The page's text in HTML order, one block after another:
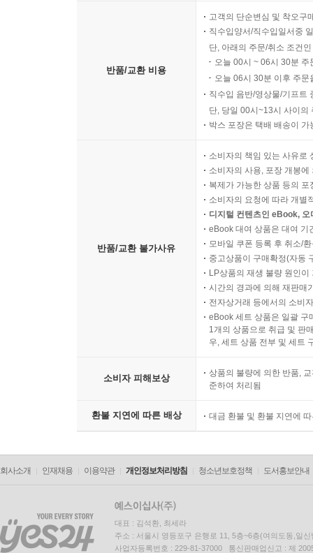
반품/교환 비용
고객의 단순변심 및 착오구
직수입양서/직수입일서중
단, 아래의 주문/취소 조건
오늘 00시 ~ 06시 30분
오늘 06시 30분 이후 주
직수입 음반/영상물/기프트
단, 당일 00시~13시 사이의
박스 포장은 택배 배송이
반품/교환 불가사유
소비자의 책임 있는 사유로
소비자의 사용, 포장 개봉
복제가 가능한 상품 등의
소비자의 요청에 따라 개별
디지털 컨텐츠인 eBook,
eBook 대여 상품은 대여 기
모바일 쿠폰 등록 후 취소/
중고상품이 구매확정(자동
LP상품의 재생 불량 원인
시간의 경과에 의해 재판매
전자상거래 등에서의 소비
eBook 세트 상품은 일괄 구
1개의 상품으로 취급 및 판
우, 세트 상품 전부 및 세트
소비자 피해보상
상품의 불량에 의한 반품,
준하여 처리됨
환불 지연에 따른 배상 대금 환불 및 환불 지연에
회사소개 인재채용 이용약관 개인정보처리방침 청소년보호정책 도서홍보안내
대표 : 김석환, 최세라
주소 : 서울시 영등포구 은행로 11, 5층~6층(여의도동,일신
사업자등록번호 : 229-81-37000 통신판매업신고 : 제